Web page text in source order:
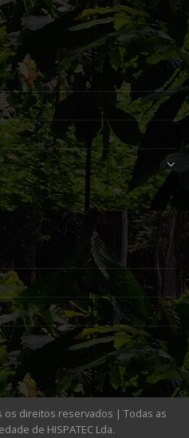
os direitos reservados | Todas as
de HISPATEC Lda.